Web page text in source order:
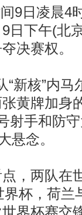
日凌晨4
日下午(北
决赛权。
核”内马
黄牌加身
射手和防
悬念。
两队在
杯，荷兰